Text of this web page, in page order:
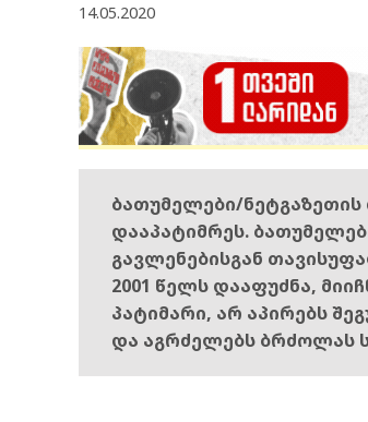
14.05.2020
ბათუმელები/
დააპატიმრეს.
გავლენებისგან
2001 წელს დააფუძნა,
პატიმარი, არ აპირებს
და აგრძელებს ბრძოლას